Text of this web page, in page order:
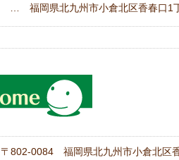
… 福岡県北九州市小倉北区香春口
〒802-0084 福岡県北九州市小倉北区